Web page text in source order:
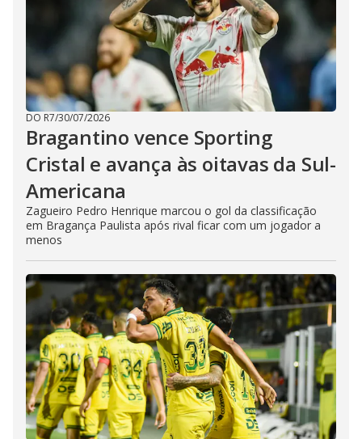
DO R7/30/07/2026
Bragantino vence Sporting
Cristal e avança às oitavas da Sul-
Americana
Zagueiro Pedro Henrique marcou o gol da classificação
em Bragança Paulista após rival ficar com um jogador a
menos